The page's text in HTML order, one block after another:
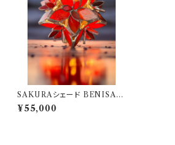
SAKURAシェード BENISAK
URA（ 紅桜・紅色 ）802PROD
UCTS シェード ステンドグラス
¥55,000